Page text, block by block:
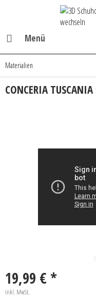
Menü
Materialien
CONCERIA
19,99 € *
inkl. MwSt.